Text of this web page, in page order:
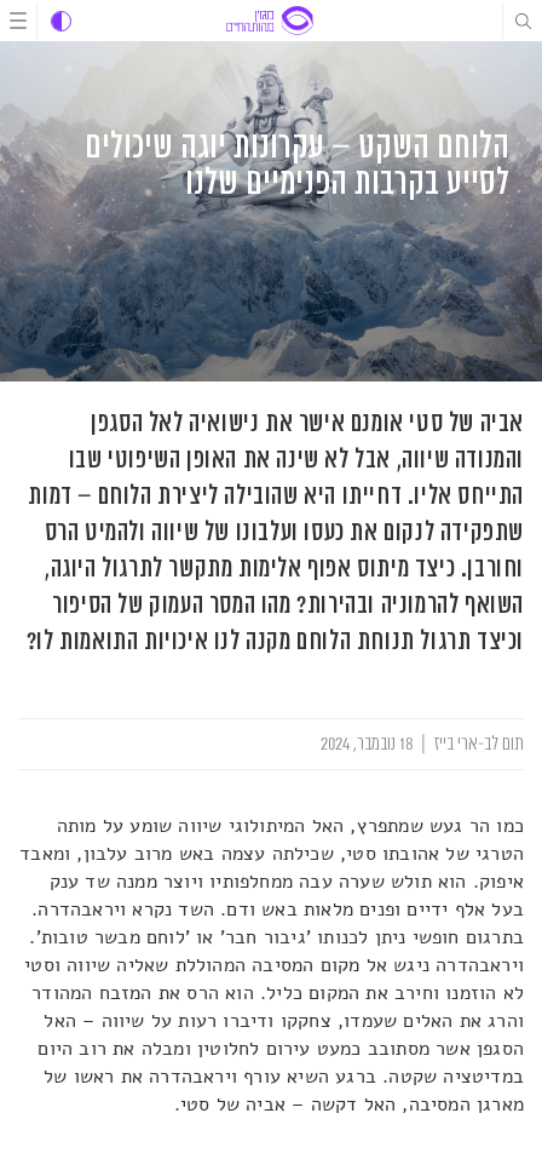
דלג
לתוכן
דלג
דלג
הלוחם השקט – עקרונות יוגה שיכולים
לסייע בקרבות הפנימיים שלנו
אביה של סטי אומנם אישר את נישואיה לאל הסגפן
והמנודה שיווה, אבל לא שינה את האופן השיפוטי שבו
התייחס אליו. דחייתו היא שהובילה ליצירת הלוחם – דמות
שתפקידה לנקום את כעסו ועלבונו של שיווה ולהמיט הרס
וחורבן. כיצד מיתוס אפוף אלימות מתקשר לתרגול היוגה,
השואף להרמוניה ובהירות? מהו המסר העמוק של הסיפור
וכיצד תרגול תנוחת הלוחם מקנה לנו איכויות התואמות לו?
תום לב-ארי בייז
כמו הר געש שמתפרץ, האל המיתולוגי שיווה שומע על מותה
הטרגי של אהובתו סטי, שכילתה עצמה באש מרוב עלבון, ומאבד
איפוק. הוא תולש שערה עבה ממחלפותיו ויוצר ממנה שד ענק
בעל אלף ידיים ופנים מלאות באש ודם. השד נקרא ויראבהדרה.
בתרגום חופשי ניתן לכנותו 'גיבור חבר' או 'לוחם מבשר טובות'.
ויראבהדרה ניגש אל מקום המסיבה המהוללת שאליה שיווה וסטי
לא הוזמנו וחירב את המקום כליל. הוא הרס את המזבח המהודר
והרג את האלים שעמדו, צחקקו ודיברו רעות על שיווה – האל
הסגפן אשר מסתובב כמעט עירום לחלוטין ומבלה את רוב היום
במדיטציה שקטה. ברגע השיא עורף ויראבהדרה את ראשו של
מארגן המסיבה, האל דקשה – אביה של סטי.